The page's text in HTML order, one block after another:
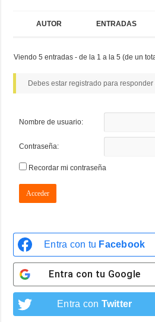
AUTOR ENTRADAS
Viendo 5 entradas - de la 1 a la 5 (de un
Debes estar registrado para
Nombre de usuario:
Contraseña:
Recordar mi contraseña
Acceder
Entra con tu Facebook
Entra con tu Google
Entra con Twitter